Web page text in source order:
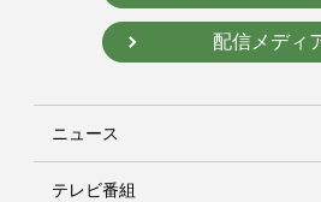
配信メディ
ニュース
テレビ番組